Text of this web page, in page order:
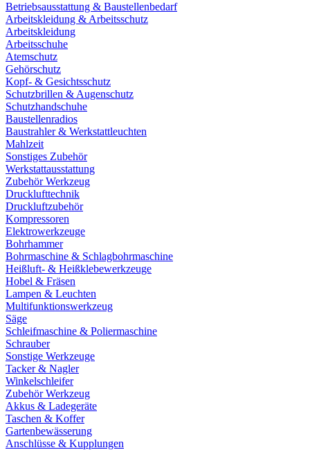
Betriebsausstattung & Baustellenbedarf
Arbeitskleidung & Arbeitsschutz
Arbeitskleidung
Arbeitsschuhe
Atemschutz
Gehörschutz
Kopf- & Gesichtsschutz
Schutzbrillen & Augenschutz
Schutzhandschuhe
Baustellenradios
Baustrahler & Werkstattleuchten
Mahlzeit
Sonstiges Zubehör
Werkstattausstattung
Zubehör Werkzeug
Drucklufttechnik
Druckluftzubehör
Kompressoren
Elektrowerkzeuge
Bohrhammer
Bohrmaschine & Schlagbohrmaschine
Heißluft- & Heißklebewerkzeuge
Hobel & Fräsen
Lampen & Leuchten
Multifunktionswerkzeug
Säge
Schleifmaschine & Poliermaschine
Schrauber
Sonstige Werkzeuge
Tacker & Nagler
Winkelschleifer
Zubehör Werkzeug
Akkus & Ladegeräte
Taschen & Koffer
Gartenbewässerung
Anschlüsse & Kupplungen